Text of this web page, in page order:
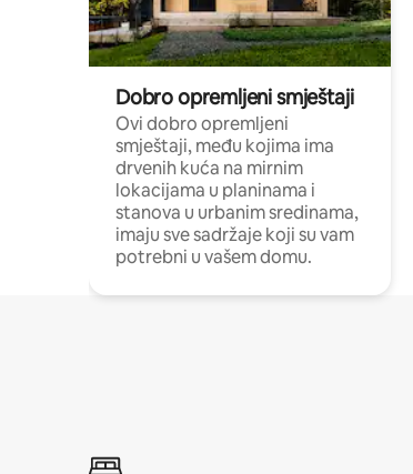
Dobro opremljeni smještaji
Ovi dobro opremljeni
smještaji, među kojima ima
drvenih kuća na mirnim
lokacijama u planinama i
stanova u urbanim sredinama,
imaju sve sadržaje koji su vam
potrebni u vašem domu.